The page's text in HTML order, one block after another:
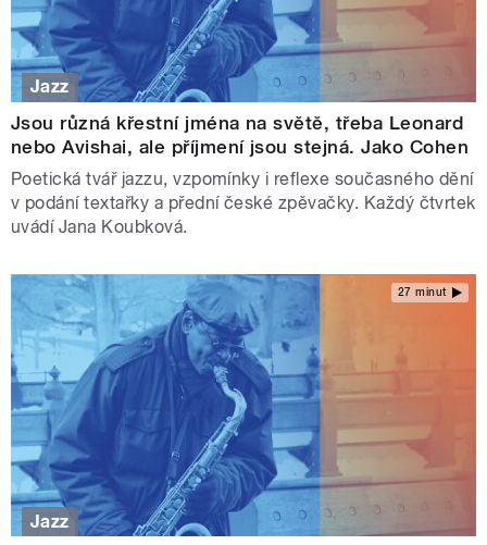
Jazz
Jsou různá křestní jména na světě, třeba Leonard
nebo Avishai, ale příjmení jsou stejná. Jako Cohen
Poetická tvář jazzu, vzpomínky i reflexe současného dění
v podání textařky a přední české zpěvačky. Každý čtvrtek
uvádí Jana Koubková.
27 minut
Jazz